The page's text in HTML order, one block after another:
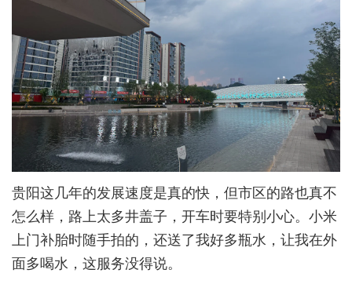
贵阳这几年的发展速度是真的快，但市区的路也真不
怎么样，路上太多井盖子，开车时要特别小心。小米
上门补胎时随手拍的，还送了我好多瓶水，让我在外
面多喝水，这服务没得说。